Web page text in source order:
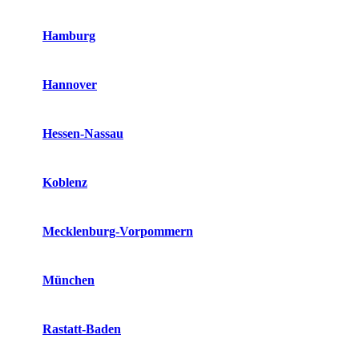
Hamburg
Hannover
Hessen-Nassau
Koblenz
Mecklenburg-Vorpommern
München
Rastatt-Baden